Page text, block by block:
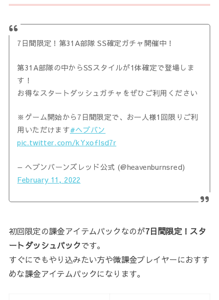
7日間限定！第31A部隊 SS確定ガチャ開催中！
第31A部隊の中からSSスタイルが1体確定で登場しま
す！
お得なスタートダッシュガチャをぜひご利用ください
※ゲーム開始から7日間限定で、お一人様1回限りご利
用いただけます#ヘブバン
pic.twitter.com/kYxoflsd7r
— ヘブンバーンズレッド公式 (@heavenburnsred)
February 11, 2022
初回限定の課金アイテムパックなのが7日間限定！スタ
ートダッシュパックです。
すぐにでもやり込みたい方や微課金プレイヤーにおすす
めな課金アイテムパックになります。